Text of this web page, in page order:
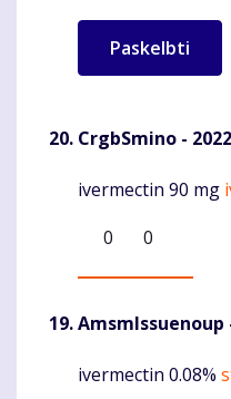
CrgbSmino -
Komentaras
ivermectin 90 mg
0
0
AmsmIssuenoup
Komentaras
ivermectin 0.08%